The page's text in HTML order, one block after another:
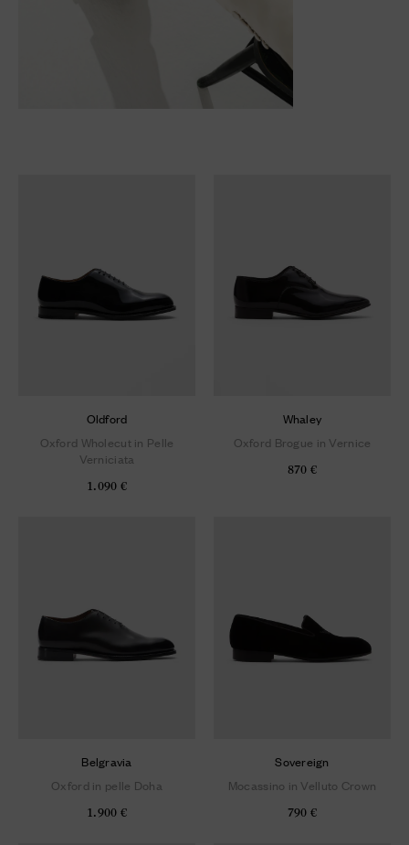
Oldford
Oxford Wholecut in Pelle
Verniciata
1.090 €
Whaley
Oxford Brogue in Vernice
870 €
Belgravia
Oxford in pelle Doha
1.900 €
Sovereign
Mocassino in Velluto Crown
790 €